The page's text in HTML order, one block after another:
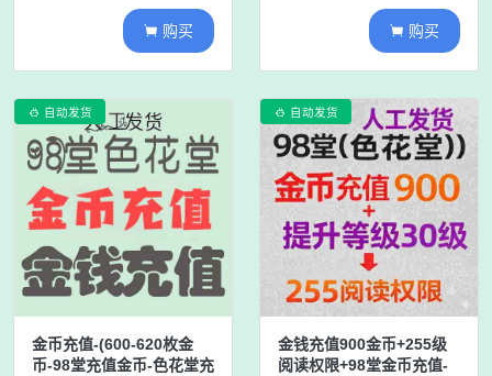
 购买  购买
 自动发货
金币充值-(600-620枚金
币-98堂充值金币-色花堂充
 自动发货
金钱充值900金币+255级
阅读权限+98堂金币充值-